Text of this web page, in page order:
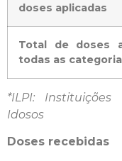
doses aplicadas
Total de doses
todas as
*ILPI:
Idosos
Doses recebidas